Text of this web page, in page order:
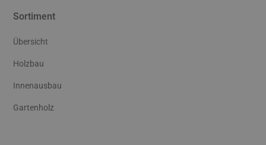
Sortiment
Übersicht
Holzbau
Innenausbau
Gartenholz